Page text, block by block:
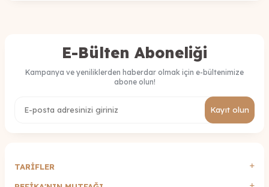
E-Bülten Aboneliği
Kampanya ve yeniliklerden haberdar olmak için e-bültenimize
abone olun!
Kayıt olun
TARİFLER